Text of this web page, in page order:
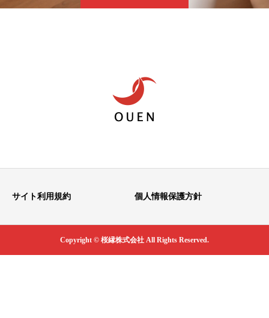
サイト利用規約 個人情報保護方針
Copyright © 桜縁株式会社 All Rights Reserved.